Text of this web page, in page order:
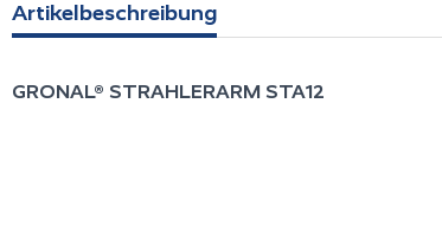
Artikelbeschreibung
GRONAL® STRAHLERARM STA12